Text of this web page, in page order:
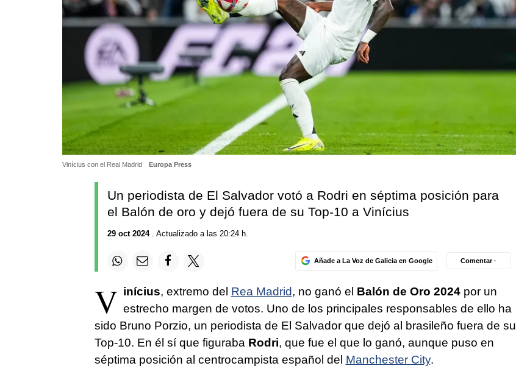
Vinícius con el Real Madrid Europa Press
Un periodista de El Salvador votó a Rodri en séptima posición para
el Balón de oro y dejó fuera de su Top-10 a Vinícius
29 oct 2024. Actualizado a las 20:24 h.
Añade a La Voz de Galicia en Google Comentar ·
V inícius, extremo del Rea Madrid, no ganó el Balón de Oro 2024por un
estrecho margen de votos. Uno de los principales responsables de ello ha
sido Bruno Porzio, un periodista de El Salvador que dejó al brasileño fuera de su
Top-10. En él sí que figuraba Rodri, que fue el que lo ganó, aunque puso en
séptima posición al centrocampista español del Manchester City.